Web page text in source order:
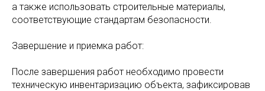
а также использовать строительные материалы,
соответствующие стандартам безопасности.
Завершение и приемка работ:
После завершения работ необходимо провести
техническую инвентаризацию объекта, зафиксировав